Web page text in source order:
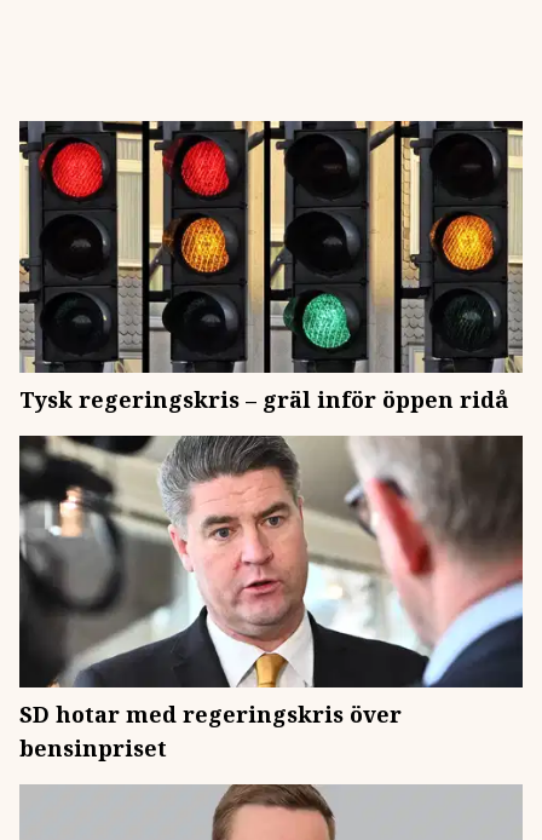
Tysk regeringskris – gräl inför öppen ridå
SD hotar med regeringskris över
bensinpriset